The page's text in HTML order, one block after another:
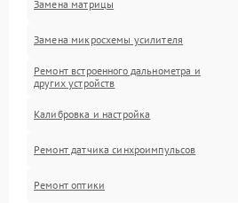
Замена матрицы
Замена микросхемы усилителя
Ремонт встроенного дальнометра и
других устройств
Калибровка и настройка
Ремонт датчика синхроимпульсов
Ремонт оптики